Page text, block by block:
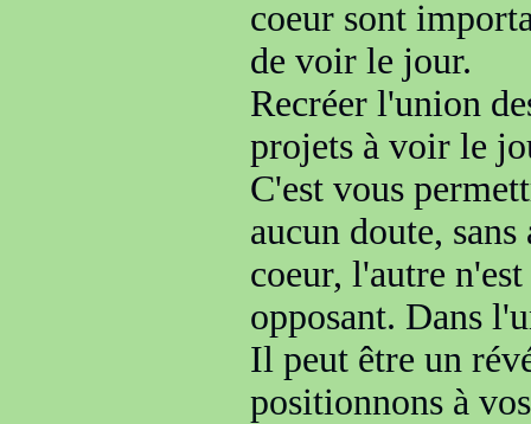
coeur sont
de voir le jour.
Recréer l'union
projets à voir le
C'est vous
aucun doute,
coeur, l'autre
opposant. Dans l'
Il peut être un
positionnons à